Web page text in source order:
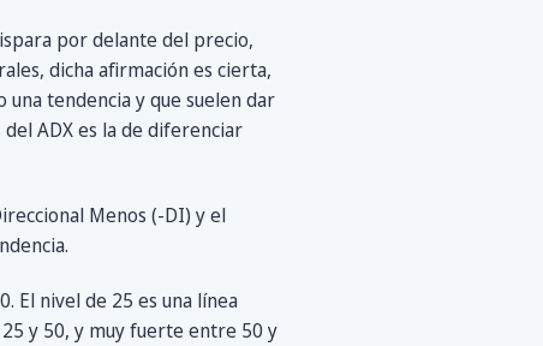
por delante del precio,
dicha afirmación es cierta,
tendencia y que suelen dar
ADX es la de diferenciar
Menos (-DI) y el
El nivel de 25 es una línea
y 50, y muy fuerte entre 50 y